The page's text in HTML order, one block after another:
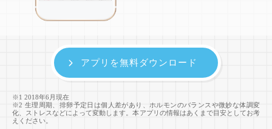
※1 2018年6月現在
※2 生理周期、排卵予定日は個人差があり、ホルモンのバランスや微妙な体調変
化、ストレスなどによって変動します。本アプリの情報はあくまで目安としてお考
えください。
アプリを無料ダウンロード